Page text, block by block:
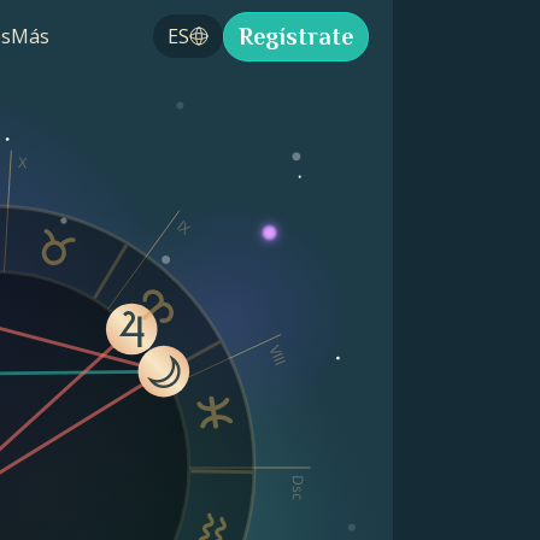
Más ES Regístrate
Dsc
VIII
IX
X